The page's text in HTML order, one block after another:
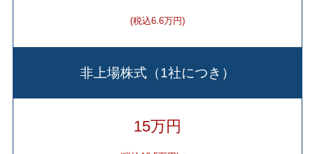
(税込6.6万円)
非上場株式（1社につき）
15万円